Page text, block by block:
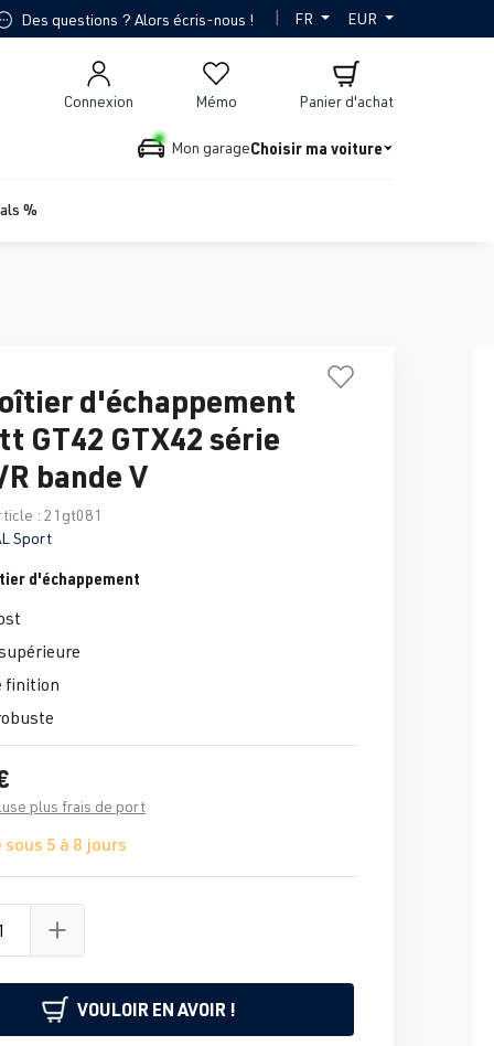
Des questions ? Alors écris-nous ! | FR EUR
Mémo
Connexion Panier d'achat
Mon garageChoisir ma voiture
%
d'échappement
GT42 GTX42 série
bande V
: 21gt081
Sport
d'échappement
finition
plus frais de port
5 à 8 jours
VOULOIR EN AVOIR !